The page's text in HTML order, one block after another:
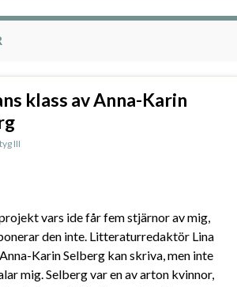
klass av Anna-Karin
III
vars ide får fem stjärnor av mig,
den inte. Litteraturredaktör Lina
Karin Selberg kan skriva, men inte
mig. Selberg var en av arton kvinnor,